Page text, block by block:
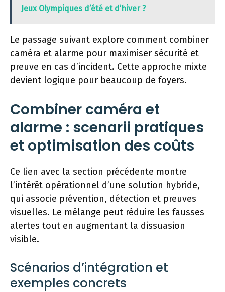
Jeux Olympiques d’été et d’hiver ?
Le passage suivant explore comment combiner
caméra et alarme pour maximiser sécurité et
preuve en cas d’incident. Cette approche mixte
devient logique pour beaucoup de foyers.
Combiner caméra et
alarme : scenarii pratiques
et optimisation des coûts
Ce lien avec la section précédente montre
l’intérêt opérationnel d’une solution hybride,
qui associe prévention, détection et preuves
visuelles. Le mélange peut réduire les fausses
alertes tout en augmentant la dissuasion
visible.
Scénarios d’intégration et
exemples concrets